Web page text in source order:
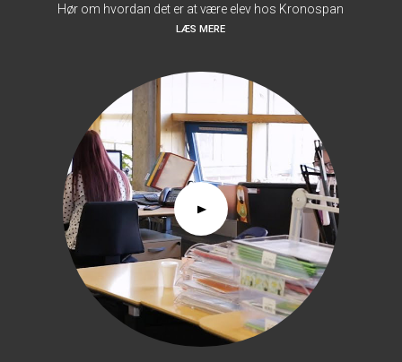
Hør om hvordan det er at være elev hos Kronospan
LÆS MERE